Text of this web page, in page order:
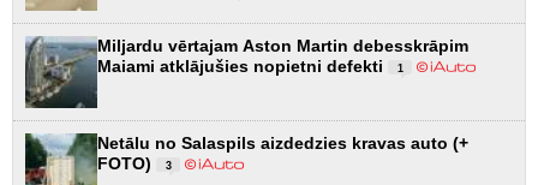
Miljardu vērtajam Aston Martin debesskrāpim
Maiami atklājušies nopietni defekti
1
Netālu no Salaspils aizdedzies kravas auto (+
FOTO)
3